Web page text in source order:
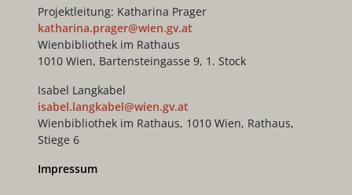
Projektleitung: Katharina Prager
katharina.prager@wien.gv.at
Wienbibliothek im Rathaus
1010 Wien, Bartensteingasse 9, 1. Stock
Isabel Langkabel
isabel.langkabel@wien.gv.at
Wienbibliothek im Rathaus, 1010 Wien, Rathaus,
Stiege 6
Impressum